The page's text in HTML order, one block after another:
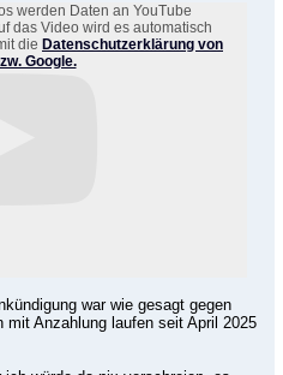
werden Daten an YouTube
das Video wird es automatisch
die Datenschutzerklärung von
Google.
war wie gesagt gegen
mit Anzahlung laufen seit April 2025